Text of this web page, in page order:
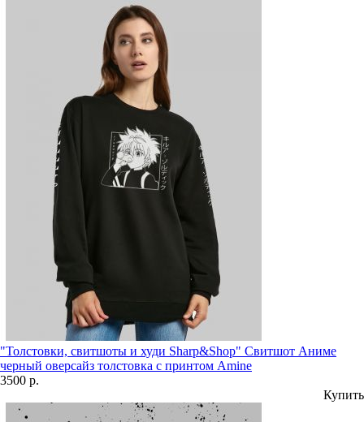
"Толстовки, свитшоты и худи Sharp&Shop" Свитшот Аниме
черный оверсайз толстовка с принтом Amine
3500 р.
Купить